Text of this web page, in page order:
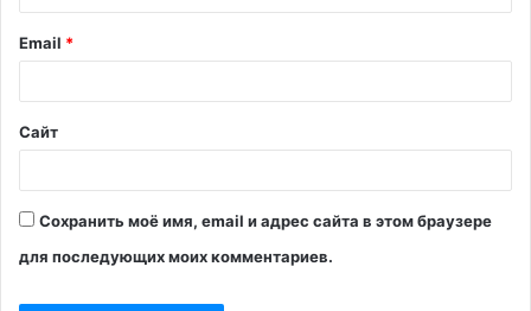
Email *
Сайт
Сохранить моё имя, email и адрес сайта в этом браузере
для последующих моих комментариев.